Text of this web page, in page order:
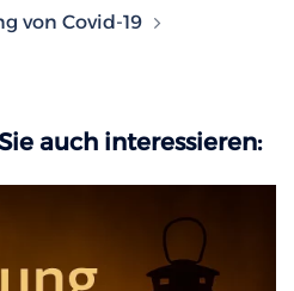
von Covid-19
auch interessieren: